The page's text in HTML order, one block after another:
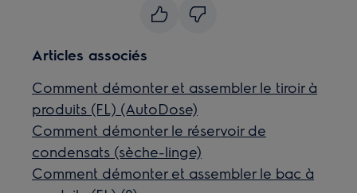
Articles associés
Comment démonter et assembler le tiroir à
produits (FL) (AutoDose)
Comment démonter le réservoir de
condensats (sèche-linge)
Comment démonter et assembler le bac à